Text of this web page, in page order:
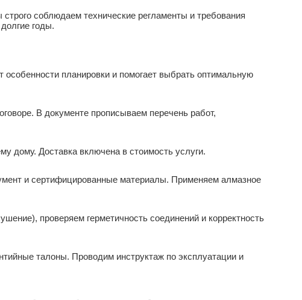
соблюдаем технические регламенты и требования
годы.
планировки и помогает выбрать оптимальную
В документе прописываем перечень работ,
дому. Доставка включена в стоимость услуги.
и сертифицированные материалы. Применяем алмазное
проверяем герметичность соединений и корректность
талоны. Проводим инструктаж по эксплуатации и